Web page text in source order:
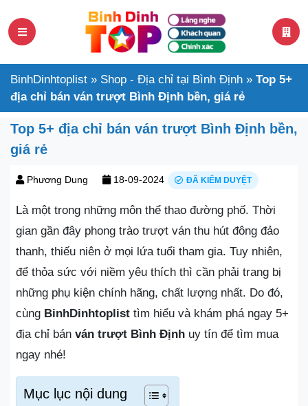
BinhDinhtoplist » Shop - Địa chỉ tại Bình Định » Top 5+
địa chỉ bán ván trượt Bình Định bền, giá rẻ
Top 5+ địa chỉ bán ván trượt Bình Định bền,
giá rẻ
Phương Dung 18-09-2024 ĐÃ KIỂM DUYỆT
Là một trong những môn thể thao đường phố. Thời
gian gần đây phong trào trượt ván thu hút đông đảo
thanh, thiếu niên ở mọi lứa tuổi tham gia. Tuy nhiên,
để thỏa sức với niềm yêu thích thì cần phải trang bị
những phụ kiện chính hãng, chất lượng nhất. Do đó,
cùng BinhDinhtoplist tìm hiểu và khám phá ngay 5+
địa chỉ bán ván trượt Bình Định uy tín để tìm mua
ngay nhé!
Mục lục nội dung